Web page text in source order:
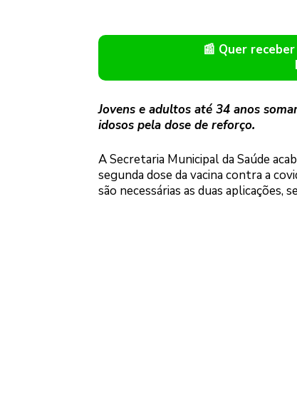
📰 Quer
Jovens e adultos até 34 anos
idosos pela dose de reforço.
A Secretaria Municipal da Saúde
segunda dose da vacina contra a
são necessárias as duas aplicações,